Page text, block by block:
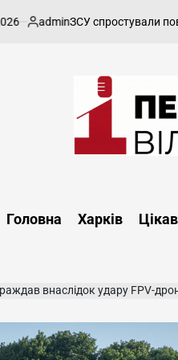
adminЗСУ спростували
харківський,
області
Головна Харків
внаслідок удару FPV-